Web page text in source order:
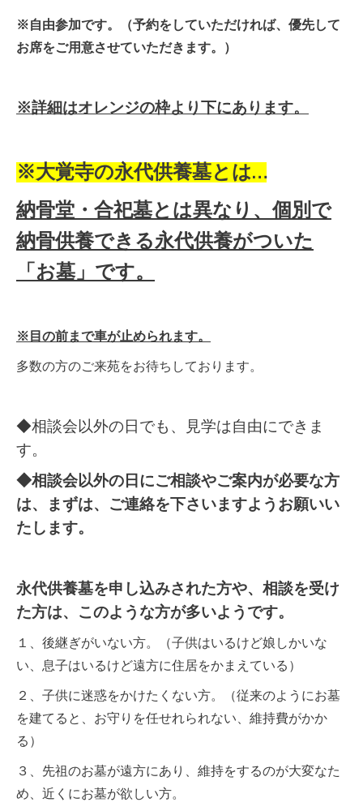
※自由参加です。（予約をしていただければ、優先して
お席をご用意させていただきます。）
※詳細はオレンジの枠より下にあります。
※大覚寺の永代供養墓とは…
納骨堂・合祀墓とは異なり、個別で
納骨供養できる永代供養がついた
「お墓」です。
※目の前まで車が止められます。
多数の方のご来苑をお待ちしております。
◆相談会以外の日でも、見学は自由にできま
す。
◆相談会以外の日にご相談やご案内が必要な方
は、まずは、ご連絡を下さいますようお願いい
たします。
永代供養墓を申し込みされた方や、相談を受け
た方は、このような方が多いようです。
１、後継ぎがいない方。（子供はいるけど娘しかいな
い、息子はいるけど遠方に住居をかまえている）
２、子供に迷惑をかけたくない方。（従来のようにお墓
を建てると、お守りを任せれられない、維持費がかか
る）
３、先祖のお墓が遠方にあり、維持をするのが大変なた
め、近くにお墓が欲しい方。